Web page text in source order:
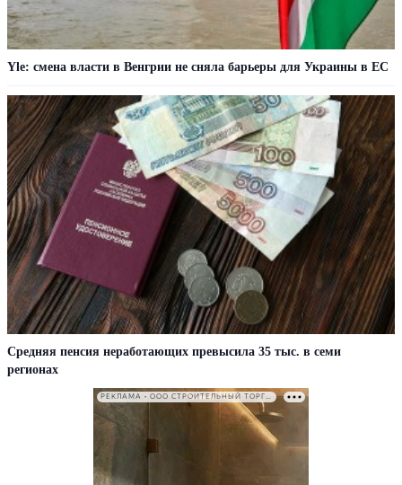
Yle: смена власти в Венгрии не сняла барьеры для Украины в ЕС
Средняя пенсия неработающих превысила 35 тыс. в семи
регионах
РЕКЛАМА • ООО СТРОИТЕЛЬНЫЙ ТОРГОВЫЙ ДОМ «ПЕТРОВИЧ». ИНН: 7802348846